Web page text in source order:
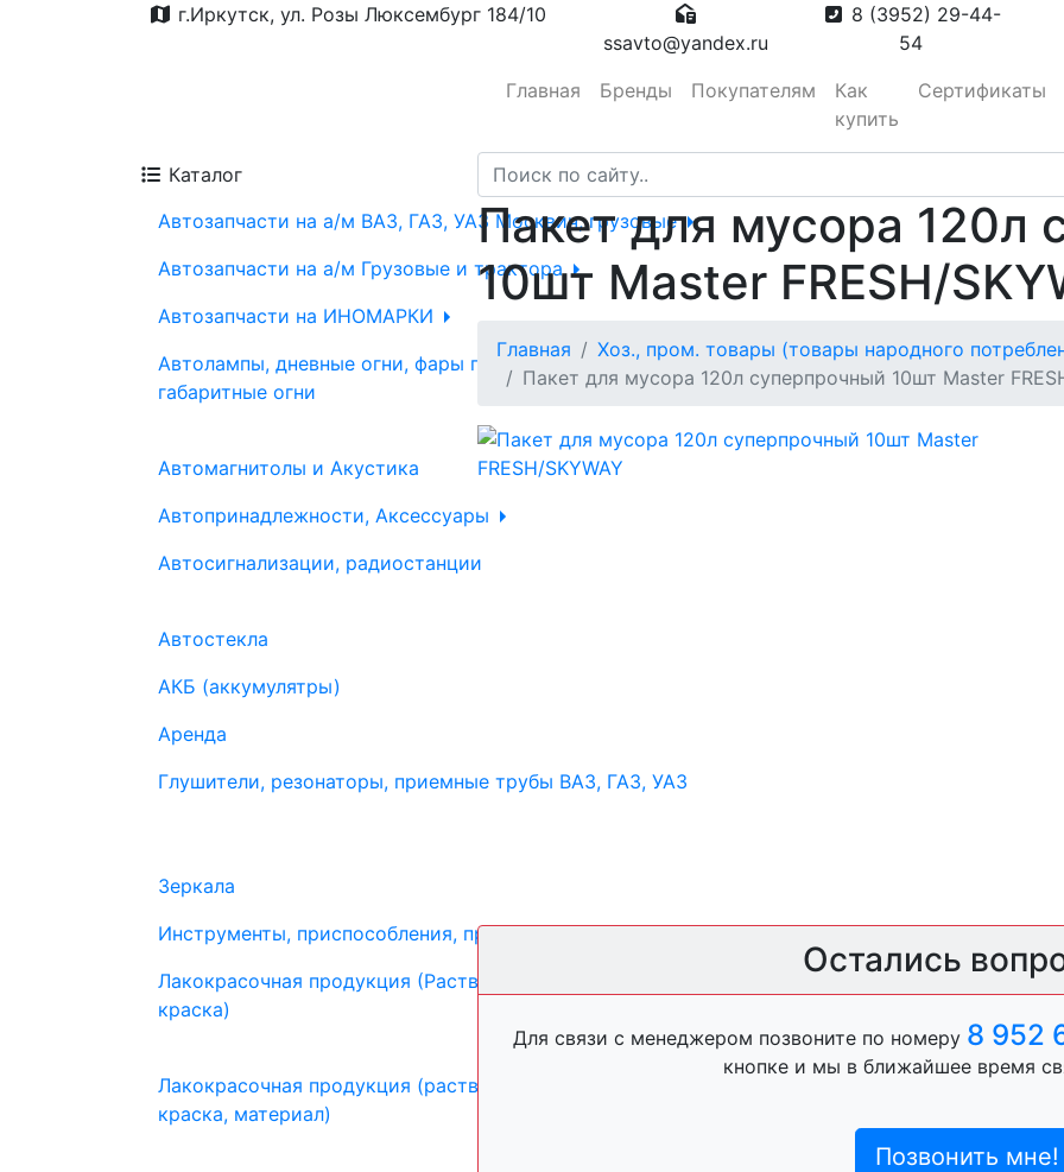
г.Иркутск, ул. Розы Люксембург 184/10
ssavto@yandex.ru
8 (3952) 29-44-
54
Главная Бренды Покупателям
Как
купить
Сертификаты
Каталог
Автозапчасти на а/м ВАЗ, ГАЗ, УАЗ Москвич, грузовые
Автозапчасти на а/м Грузовые и трактора
Автозапчасти на ИНОМАРКИ
Автолампы, дневные огни, фары противотуманные,
габаритные огни
Автомагнитолы и Акустика
Автопринадлежности, Аксессуары
Автосигнализации, радиостанции
Автостекла
АКБ (аккумулятры)
Аренда
Глушители, резонаторы, приемные трубы ВАЗ, ГАЗ, УАЗ
Зеркала
Инструменты, приспособления, приборы
Лакокрасочная продукция (Растворитель, анигравий,
краска)
Лакокрасочная продукция (растворитель, анигравий,
краска, материал)
Пакет для мусора 120л
10шт Master FRESH/
Главная
Хоз., пром. товары (товары народного
Пакет для мусора 120л суперпрочный 10шт Master
Остались
Для связи с менеджером позвоните по номеру 8 952
кнопке и мы в ближайшее время
Позвонить мне!